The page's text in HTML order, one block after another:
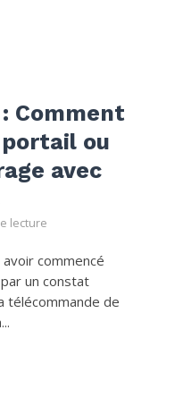
Comment
ou
avec
lecture
commencé
un constat
télécommande de